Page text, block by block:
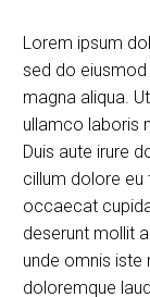
Lorem ipsum
sed do
magna aliqua.
ullamco laboris
Duis aute irure
cillum dolore eu
occaecat
deserunt mollit
unde omnis
doloremque